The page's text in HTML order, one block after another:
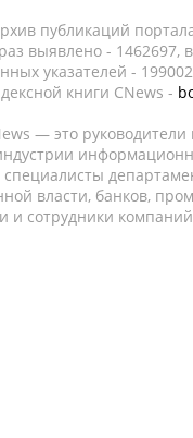
публикаций
выявлено - 1462697,
указателей -
книги CNews -
— это
специалисты
власти, банков,
и сотрудники